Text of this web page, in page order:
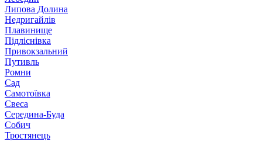
Липова Долина
Недригайлів
Плавинище
Підліснівка
Привокзальний
Путивль
Ромни
Сад
Самотоївка
Свеса
Середина-Буда
Собич
Тростянець